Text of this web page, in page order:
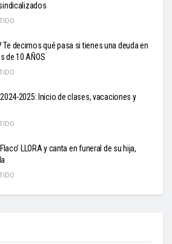
Te decimos qué pasa si tienes una deuda en
de 10 AÑOS
2025: Inicio de clases, vacaciones y
LLORA y canta en funeral de su hija,